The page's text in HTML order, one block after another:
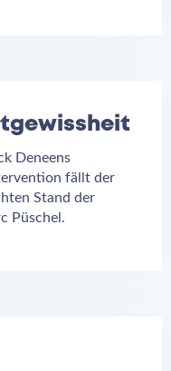
Deneens
fällt der
Stand der
Püschel.